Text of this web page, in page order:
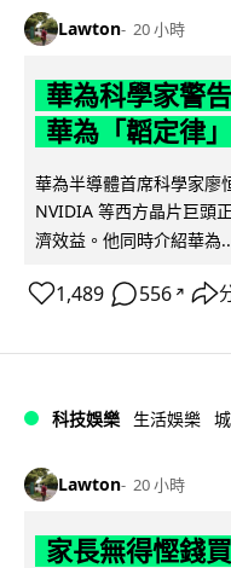
Lawton 20 小時
華為科學家警
華為「韜定律
華為半導體首席科學家廖
NVIDIA 等西方晶片巨頭
濟效益。他同時介紹華為
1,489 556 ↗
科技娛樂 生活娛樂
Lawton 20 小時
家長無得慳錢